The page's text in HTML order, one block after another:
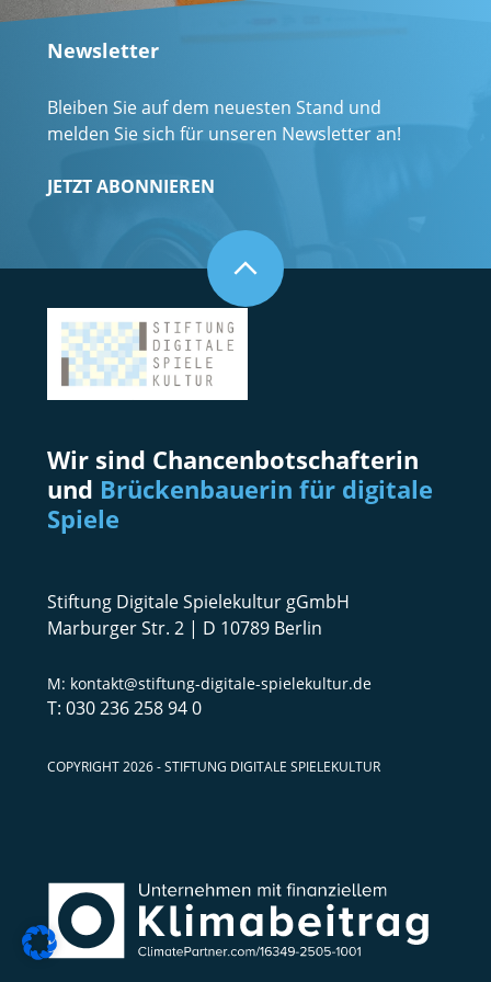
Newsletter
Bleiben Sie auf dem neuesten Stand und
melden Sie sich für unseren Newsletter an!
JETZT ABONNIEREN
Wir sind Chancenbotschafterin
und Brückenbauerin für digitale
Spiele
Stiftung Digitale Spielekultur gGmbH
Marburger Str. 2 | D 10789 Berlin
kontakt@stiftung-digitale-spielekultur.de
030 236 258 94 0
COPYRIGHT 2026 - STIFTUNG DIGITALE SPIELEKULTUR